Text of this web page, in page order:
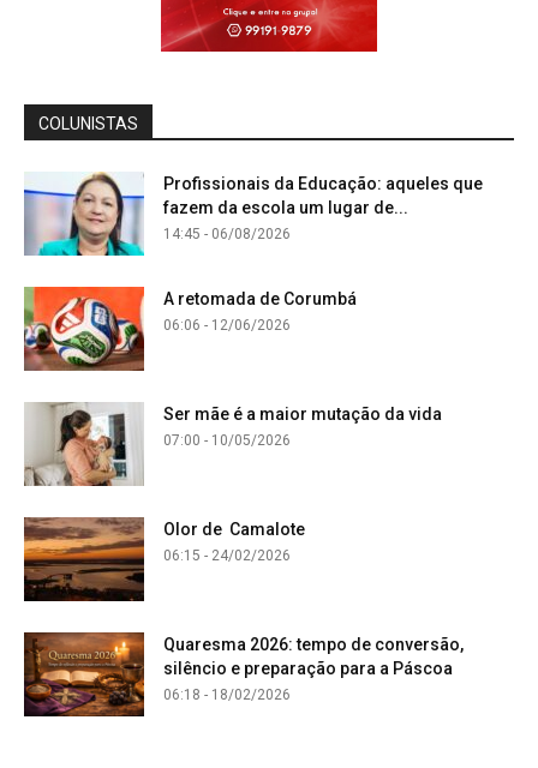
COLUNISTAS
Profissionais da Educação: aqueles que
fazem da escola um lugar de...
14:45 - 06/08/2026
A retomada de Corumbá
06:06 - 12/06/2026
Ser mãe é a maior mutação da vida
07:00 - 10/05/2026
Olor de Camalote
06:15 - 24/02/2026
Quaresma 2026: tempo de conversão,
silêncio e preparação para a Páscoa
06:18 - 18/02/2026